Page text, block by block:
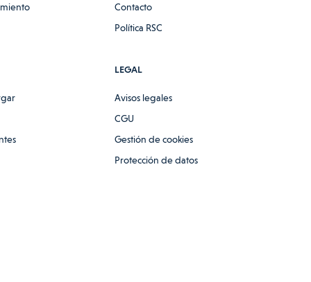
Contacto
Política RSC
LEGAL
Avisos legales
CGU
Gestión de cookies
Protección de datos